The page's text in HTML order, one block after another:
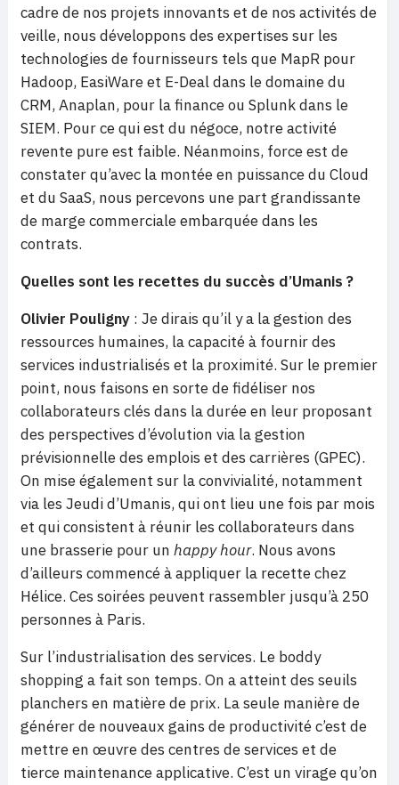
cadre de nos projets innovants et de nos activités de
veille, nous développons des expertises sur les
technologies de fournisseurs tels que MapR pour
Hadoop, EasiWare et E-Deal dans le domaine du
CRM, Anaplan, pour la finance ou Splunk dans le
SIEM. Pour ce qui est du négoce, notre activité
revente pure est faible. Néanmoins, force est de
constater qu’avec la montée en puissance du Cloud
et du SaaS, nous percevons une part grandissante
de marge commerciale embarquée dans les
contrats.
Quelles sont les recettes du succès d’Umanis ?
Olivier Pouligny : Je dirais qu’il y a la gestion des
ressources humaines, la capacité à fournir des
services industrialisés et la proximité. Sur le premier
point, nous faisons en sorte de fidéliser nos
collaborateurs clés dans la durée en leur proposant
des perspectives d’évolution via la gestion
prévisionnelle des emplois et des carrières (GPEC).
On mise également sur la convivialité, notamment
via les Jeudi d’Umanis, qui ont lieu une fois par mois
et qui consistent à réunir les collaborateurs dans
une brasserie pour un happy hour. Nous avons
d’ailleurs commencé à appliquer la recette chez
Hélice. Ces soirées peuvent rassembler jusqu’à 250
personnes à Paris.
Sur l’industrialisation des services. Le boddy
shopping a fait son temps. On a atteint des seuils
planchers en matière de prix. La seule manière de
générer de nouveaux gains de productivité c’est de
mettre en œuvre des centres de services et de
tierce maintenance applicative. C’est un virage qu’on